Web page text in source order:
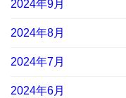
2024年9月
2024年8月
2024年7月
2024年6月